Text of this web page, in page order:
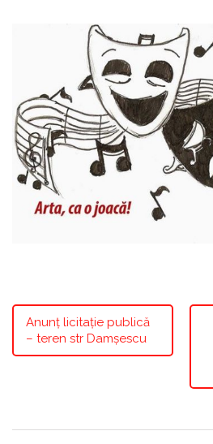
Anunț licitație publică
– teren str Damșescu